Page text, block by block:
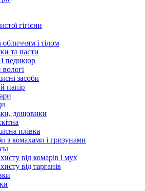
гігієни
обличчям і тілом
та пасти
педикюр
засоби
папір
дощовики
плівка
з комахами і гризунами
від комарів і мух
від тарганів